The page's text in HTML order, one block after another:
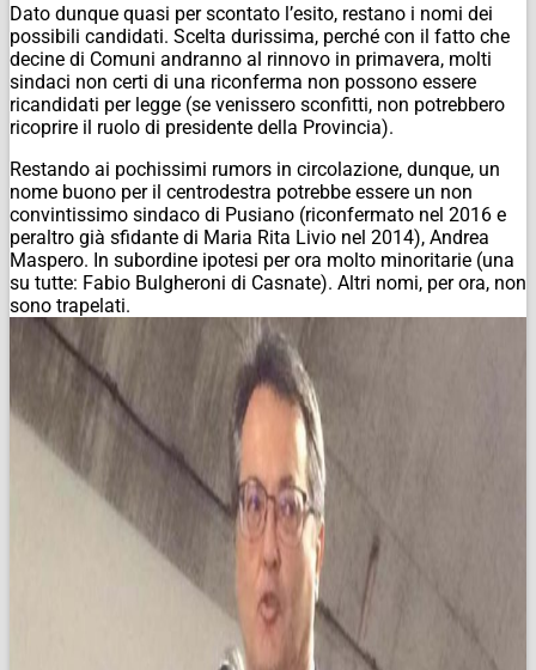
Dato dunque quasi per scontato l’esito, restano i nomi dei
possibili candidati. Scelta durissima, perché con il fatto che
decine di Comuni andranno al rinnovo in primavera, molti
sindaci non certi di una riconferma non possono essere
ricandidati per legge (se venissero sconfitti, non potrebbero
ricoprire il ruolo di presidente della Provincia).
Restando ai pochissimi rumors in circolazione, dunque, un
nome buono per il centrodestra potrebbe essere un non
convintissimo sindaco di Pusiano (riconfermato nel 2016 e
peraltro già sfidante di Maria Rita Livio nel 2014), Andrea
Maspero. In subordine ipotesi per ora molto minoritarie (una
su tutte: Fabio Bulgheroni di Casnate). Altri nomi, per ora, non
sono trapelati.